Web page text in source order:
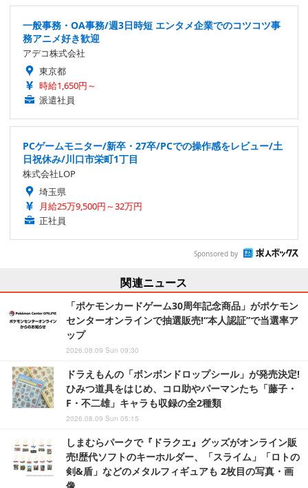
一般事務・OA事務/週3日時短 エンタメ企業でのコツコツ事
務アニメ好き歓迎
アデコ株式会社
東京都
時給1,650円～
派遣社員
PCゲームモニター/新卒・27卒/PCでの操作感をレビュー/土
日祝休み/川口市栄町1丁目
株式会社LOP
埼玉県
月給25万9,500円～32万円
正社員
Sponsored by
関連ニュース
「ポケモンカードゲーム30周年記念商品」がポケモン
センターオンラインで抽選販売!“本人認証”で当選率ア
ップ
2026.08.09 Sun 09:30
ドラえもんの「ボンボンドロップシール」が発売決定!
ひみつ道具をはじめ、コロ助やパーマンたち「藤子・
F・不二雄」キャラも収録の全2種類
2026.08.09 Sun 05:15
しまむらパークで『ドラクエ』グッズがオンライン販
売!歴代ソフトのキーホルダー、「スライム」「ロトの
剣&盾」などのメタルフィギュアも 2枚目の写真・画